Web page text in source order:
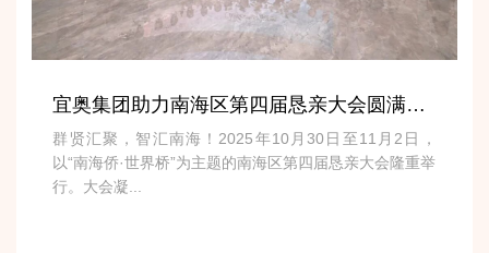
宜奥集团助力南海区第四届恳亲大会圆满举办
群贤汇聚，智汇南海！2025年10月30日至11月2日，
以“南海侨·世界桥”为主题的南海区第四届恳亲大会隆重举
行。大会凝...